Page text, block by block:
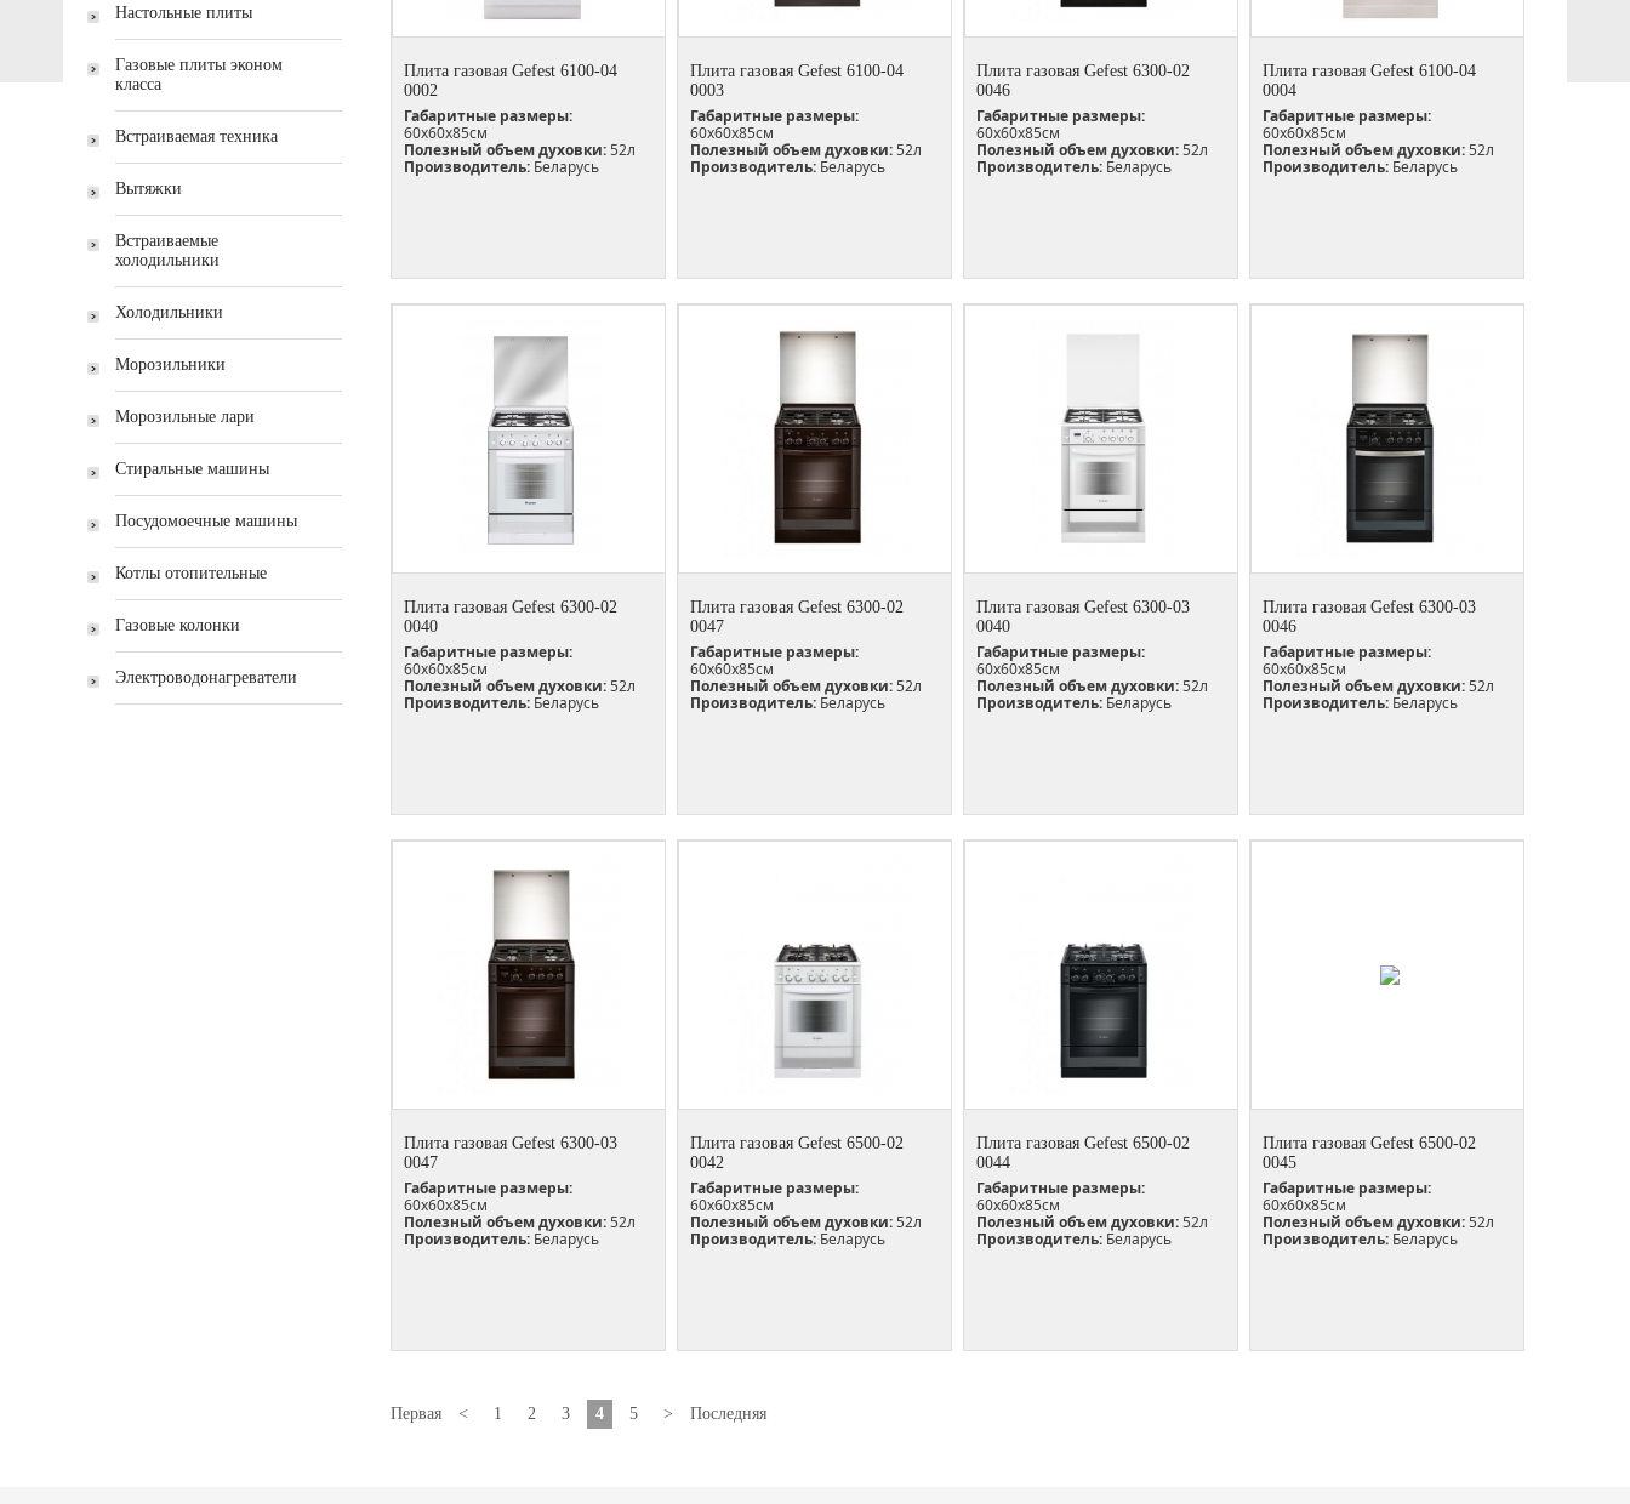
Плита газовая Gefest 6100-04
0002
Габаритные размеры:
60х60х85см
Полезный объем духовки:52л
Производитель: Беларусь
Плита газовая Gefest 6100-04
0003
Габаритные размеры:
60х60х85см
Полезный объем духовки:52л
Производитель: Беларусь
Плита газовая Gefest 6300-02
0046
Габаритные размеры:
60х60х85см
Полезный объем духовки:52л
Производитель: Беларусь
Плита газовая Gefest 6100-04
0004
Габаритные размеры:
60х60х85см
Полезный объем духовки:52л
Производитель: Беларусь
Плита газовая Gefest 6300-02
0040
Габаритные размеры:
60х60х85см
Полезный объем духовки:52л
Производитель: Беларусь
Плита газовая Gefest 6300-02
0047
Габаритные размеры:
60х60х85см
Полезный объем духовки:52л
Производитель: Беларусь
Плита газовая Gefest 6300-03
0040
Габаритные размеры:
60х60х85см
Полезный объем духовки:52л
Производитель: Беларусь
Плита газовая Gefest 6300-03
0046
Габаритные размеры:
60х60х85см
Полезный объем духовки:52л
Производитель: Беларусь
Плита газовая Gefest 6300-03
0047
Габаритные размеры:
60х60х85см
Полезный объем духовки:52л
Производитель: Беларусь
Плита газовая Gefest 6500-02
0042
Габаритные размеры:
60х60х85см
Полезный объем духовки:52л
Производитель: Беларусь
Плита газовая Gefest 6500-02
0044
Габаритные размеры:
60х60х85см
Полезный объем духовки:52л
Производитель: Беларусь
Плита газовая Gefest 6500-02
0045
Габаритные размеры:
60х60х85см
Полезный объем духовки:52л
Производитель: Беларусь
Первая < 1 2 3 4 5 > Последняя
Настольные плиты
Газовые плиты эконом
класса
Встраиваемая техника
Вытяжки
Встраиваемые
холодильники
Холодильники
Морозильники
Морозильные лари
Стиральные машины
Посудомоечные машины
Котлы отопительные
Газовые колонки
Электроводонагреватели